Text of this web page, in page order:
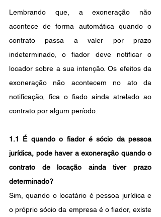
Lembrando que, a exoneração não
acontece de forma automática quando o
contrato passa a valer por prazo
indeterminado, o fiador deve notificar o
locador sobre a sua intenção. Os efeitos da
exoneração não acontecem no ato da
notificação, fica o fiado ainda atrelado ao
contrato por algum período.
1.1 É quando o fiador é sócio da pessoa
jurídica, pode haver a exoneração quando o
contrato de locação ainda tiver prazo
determinado?
Sim, quando o locatário é pessoa jurídica e
o próprio sócio da empresa é o fiador, existe